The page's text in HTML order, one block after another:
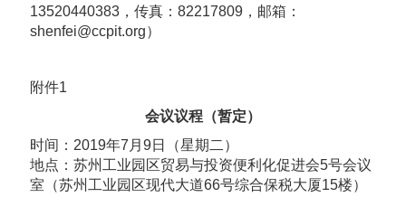
13520440383，传真：82217809，邮箱：
shenfei@ccpit.org）
附件1
会议议程（暂定）
时间：2019年7月9日（星期二）
地点：苏州工业园区贸易与投资便利化促进会5号会议
室（苏州工业园区现代大道66号综合保税大厦15楼）